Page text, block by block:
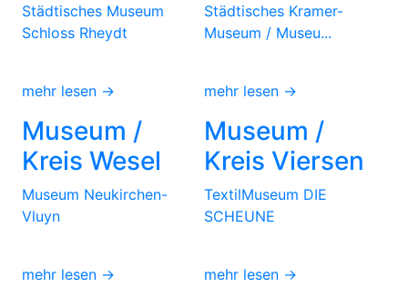
Städtisches Museum
Schloss Rheydt
mehr lesen →
Städtisches Kramer-
Museum / Museu...
mehr lesen →
Museum /
Kreis Wesel
Museum Neukirchen-
Vluyn
mehr lesen →
Museum /
Kreis Viersen
TextilMuseum DIE
SCHEUNE
mehr lesen →